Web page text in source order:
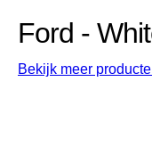
Ford -
Bekijk meer